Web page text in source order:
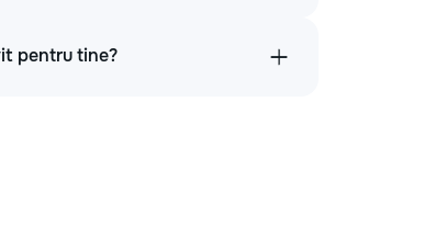
pentru tine?